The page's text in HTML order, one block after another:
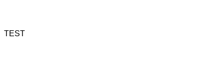
TEST